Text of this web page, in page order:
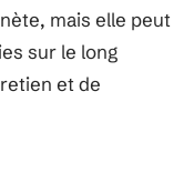
mais elle peut
sur le long
et de